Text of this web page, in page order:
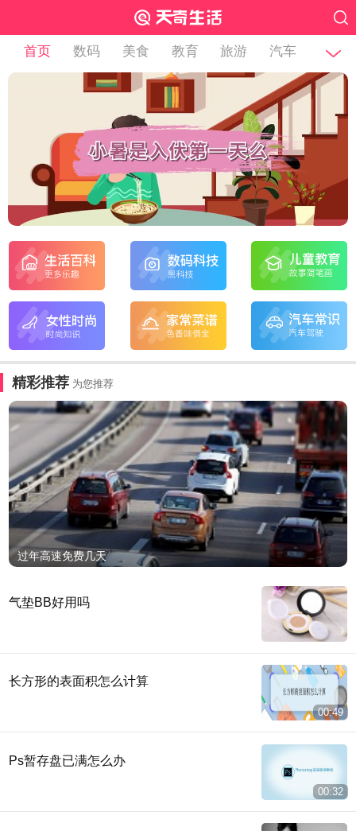
首页 数码 美食 教育 旅游 汽车
精彩推荐 为您推荐
过年高速免费几天
气垫BB好用吗
长方形的表面积怎么计算
00:49
Ps暂存盘已满怎么办
00:32